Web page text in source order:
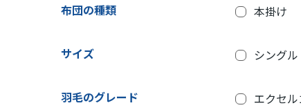
布団の種類 本掛け
サイズ シングル
羽毛のグレード エクセ